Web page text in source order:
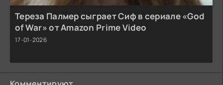
Тереза Палмер сыграет Сиф в сериале «God
of War» от Amazon Prime Video
17-01-2026